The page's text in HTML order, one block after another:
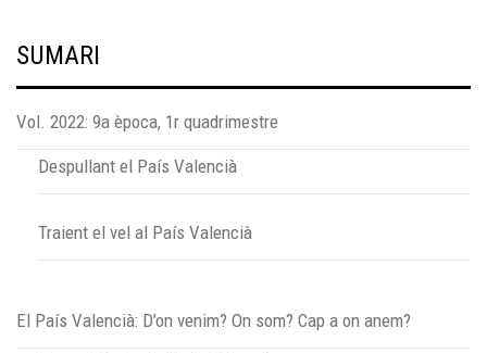
SUMARI
Vol. 2022: 9a època, 1r quadrimestre
Despullant el País Valencià
Traient el vel al País Valencià
El País Valencià: D’on venim? On som? Cap a on anem?